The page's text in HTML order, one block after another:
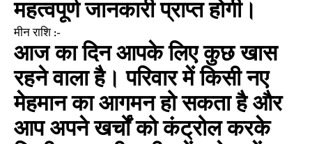
महत्वपूर्ण जानकारी प्राप्त होगी।
मीन राशि :-
आज का दिन आपके लिए कुछ खास
रहने वाला है। परिवार में किसी नए
मेहमान का आगमन हो सकता है और
आप अपने खर्चों को कंट्रोल करके